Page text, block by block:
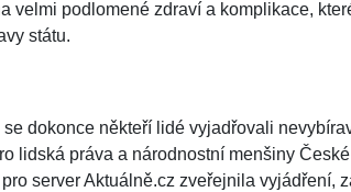
velmi podlomené zdraví a komplikace,
státu.
dokonce někteří lidé vyjadřovali
lidská práva a národnostní menšiny
server Aktuálně.cz zveřejnila vyjádření,